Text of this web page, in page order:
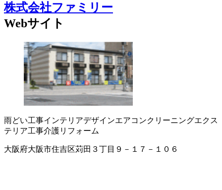
株式会社ファミリー
Webサイト
雨どい工事インテリアデザインエアコンクリーニングエクス
テリア工事介護リフォーム
大阪府大阪市住吉区苅田３丁目９－１７－１０６